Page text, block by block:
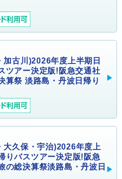
加古川)2026年度上半期日
ツアー決定版!阪急交通社
算祭 淡路島・丹波日帰り
大久保・宇治)2026年度上
りバスツアー決定版!阪急
の総決算祭淡路島・丹波日